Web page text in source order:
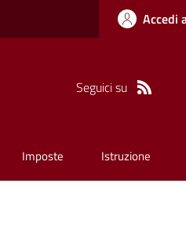
Accedi
Seguici su
Imposte Istruzione